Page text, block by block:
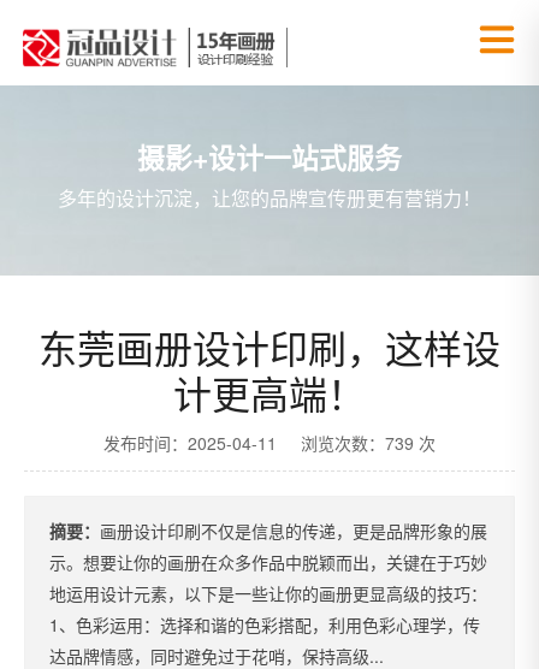
摄影+设计一站式服务
多年的设计沉淀，让您的品牌宣传册更有营销力！
东莞画册设计印刷，这样设
计更高端！
发布时间：2025-04-11 浏览次数：739 次
摘要： 画册设计印刷不仅是信息的传递，更是品牌形象的展
示。想要让你的画册在众多作品中脱颖而出，关键在于巧妙
地运用设计元素，以下是一些让你的画册更显高级的技巧：
1、色彩运用：选择和谐的色彩搭配，利用色彩心理学，传
达品牌情感，同时避免过于花哨，保持高级...